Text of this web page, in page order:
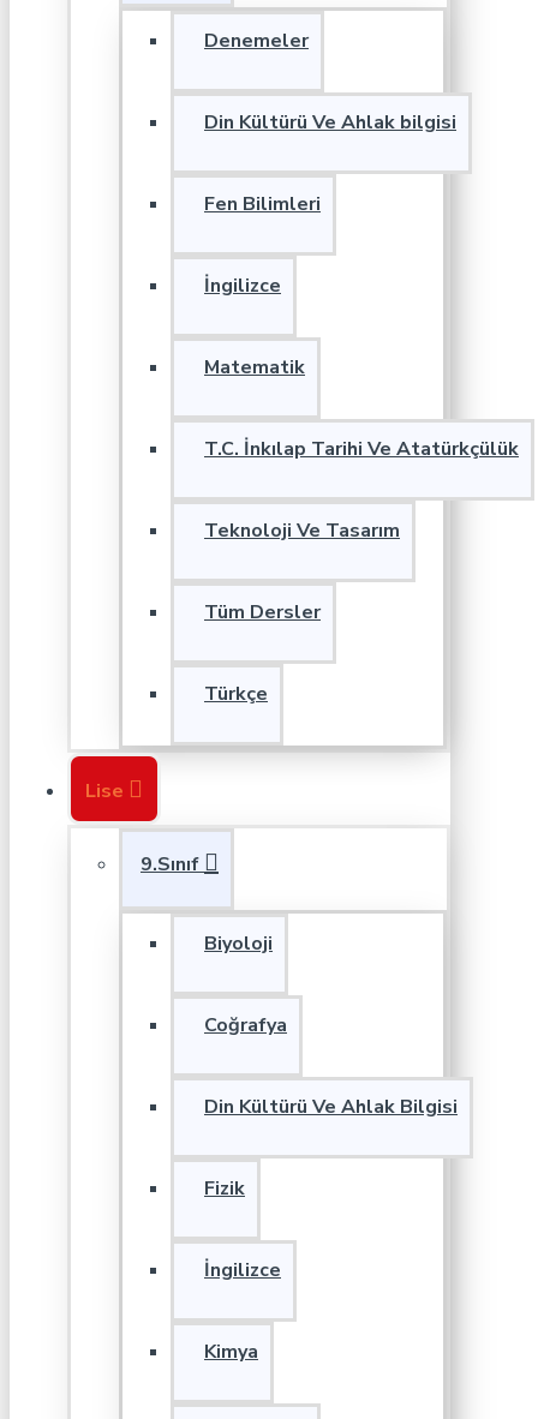
Denemeler
Din Kültürü Ve Ahlak bilgisi
Fen Bilimleri
İngilizce
Matematik
T.C. İnkılap Tarihi Ve Atatürkçülük
Teknoloji Ve Tasarım
Tüm Dersler
Türkçe
Lise
9.Sınıf
Biyoloji
Coğrafya
Din Kültürü Ve Ahlak Bilgisi
Fizik
İngilizce
Kimya